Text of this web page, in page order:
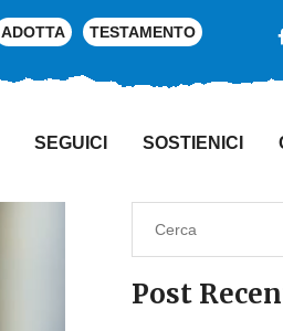
ADOTTA TESTAMENTO
SEGUICI SOSTIENICI
Post